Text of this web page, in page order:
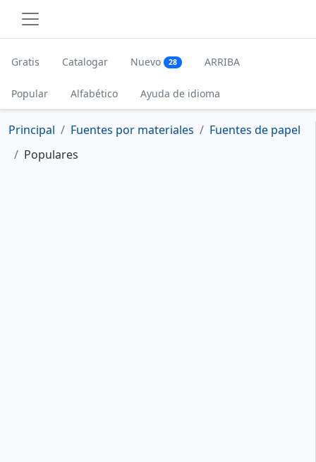
Gratis Catalogar Nuevo 28 ARRIBA
Popular Alfabético Ayuda de idioma
Principal Fuentes por materiales
Fuentes de papel
Populares